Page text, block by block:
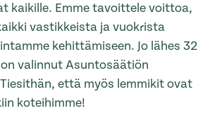
kaikille. Emme tavoittele voittoa,
vastikkeista ja vuokrista
kehittämiseen. Jo lähes 32
valinnut Asuntosäätiön
että myös lemmikit ovat
koteihimme!